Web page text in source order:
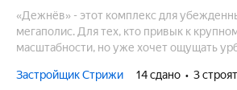
«Дежнёв» - этот комплекс для
мегаполис. Для тех, кто привык к
масштабности, но уже хочет ощущать
Застройщик Стрижи
14 сдано 3